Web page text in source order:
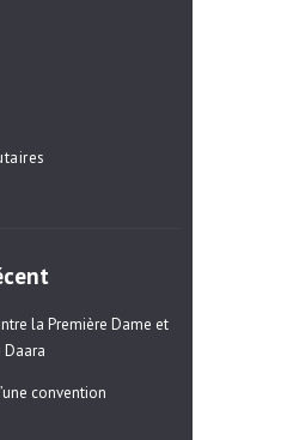
la Première Dame et
convention